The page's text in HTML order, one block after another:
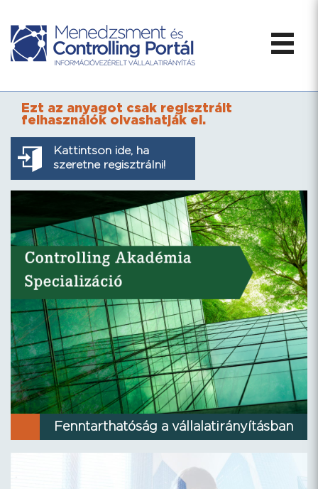
Ezt az anyagot csak regisztrált
felhasználók olvashatják el.
Kattintson ide, ha
szeretne regisztrálni!
Fenntarthatóság a vállalatirányításban